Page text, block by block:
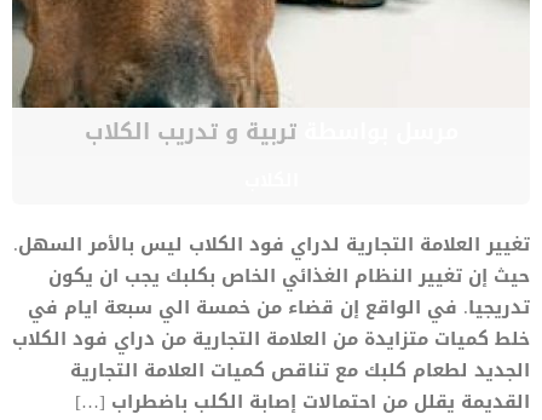
مرسل بواسطةتربية و تدريب الكلاب
تغيير العلامة التجارية لدراي فود الكلاب ليس بالأمر السهل.
حيث إن تغيير النظام الغذائي الخاص بكلبك يجب ان يكون
تدريجيا. في الواقع إن قضاء من خمسة الي سبعة ايام في
خلط كميات متزايدة من العلامة التجارية من دراي فود الكلاب
الجديد لطعام كلبك مع تناقص كميات العلامة التجارية
القديمة يقلل من احتمالات إصابة الكلب باضطراب […]